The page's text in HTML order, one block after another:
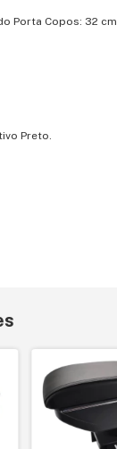
Porta Copos: 32 cm.
Preto.